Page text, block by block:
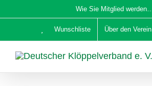
Inhalt
Wie Sie Mitglied werden…
Wunschliste Über den Verein